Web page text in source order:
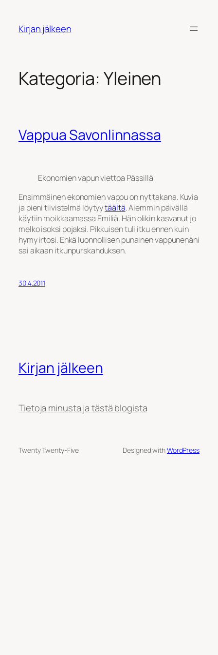
Kirjan jälkeen
Kategoria: Yleinen
Vappua Savonlinnassa
Ekonomien vapun viettoa Pässillä
Ensimmäinen ekonomien vappu on nyt takana. Kuvia
ja pieni tiivistelmä löytyytäältä. Aiemmin päivällä
käytiin moikkaamassa Emiliä. Hän olikin kasvanut jo
melko isoksi pojaksi. Pikkuisen tuli itku ennen kuin
hymy irtosi. Ehkä luonnollisen punainen vappunenäni
sai aikaan itkunpurskahduksen.
30.4.2011
Kirjan jälkeen
Tietoja minusta ja tästä blogista
Twenty Twenty-Five Designed withWordPress